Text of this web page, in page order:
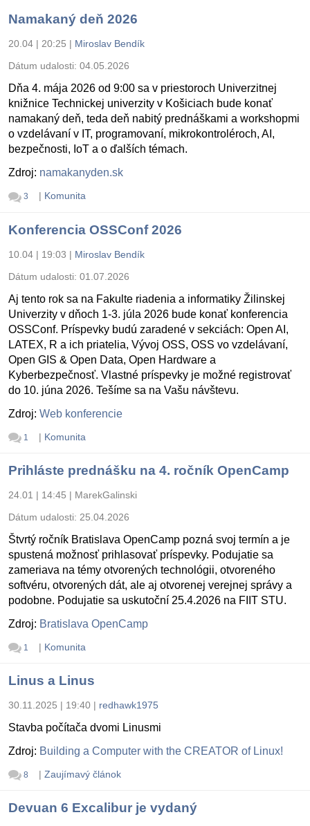
Namakaný deň 2026
20.04 | 20:25 | Miroslav Bendík
Dátum udalosti: 04.05.2026
Dňa 4. mája 2026 od 9:00 sa v priestoroch Univerzitnej
knižnice Technickej univerzity v Košiciach bude konať
namakaný deň, teda deň nabitý prednáškami a workshopmi
o vzdelávaní v IT, programovaní, mikrokontroléroch, AI,
bezpečnosti, IoT a o ďalších témach.
Zdroj: namakanyden.sk
3 | Komunita
Konferencia OSSConf 2026
10.04 | 19:03 | Miroslav Bendík
Dátum udalosti: 01.07.2026
Aj tento rok sa na Fakulte riadenia a informatiky Žilinskej
Univerzity v dňoch 1-3. júla 2026 bude konať konferencia
OSSConf. Príspevky budú zaradené v sekciách: Open AI,
LATEX, R a ich priatelia, Vývoj OSS, OSS vo vzdelávaní,
Open GIS & Open Data, Open Hardware a
Kyberbezpečnosť. Vlastné príspevky je možné registrovať
do 10. júna 2026. Tešíme sa na Vašu návštevu.
Zdroj: Web konferencie
1 | Komunita
Prihláste prednášku na 4. ročník OpenCamp
24.01 | 14:45 | MarekGalinski
Dátum udalosti: 25.04.2026
Štvrtý ročník Bratislava OpenCamp pozná svoj termín a je
spustená možnosť prihlasovať príspevky. Podujatie sa
zameriava na témy otvorených technológii, otvoreného
softvéru, otvorených dát, ale aj otvorenej verejnej správy a
podobne. Podujatie sa uskutoční 25.4.2026 na FIIT STU.
Zdroj: Bratislava OpenCamp
1 | Komunita
Linus a Linus
30.11.2025 | 19:40 | redhawk1975
Stavba počítača dvomi Linusmi
Zdroj: Building a Computer with the CREATOR of Linux!
8 | Zaujímavý článok
Devuan 6 Excalibur je vydaný